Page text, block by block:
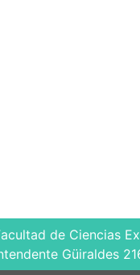
de Ciencias
Güiraldes